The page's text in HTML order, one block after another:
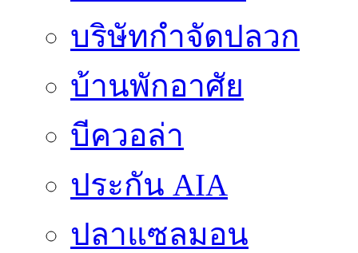
บริษัทกำจัดปลวก
บ้านพักอาศัย
บีควอล่า
ประกัน AIA
ปลาแซลมอน